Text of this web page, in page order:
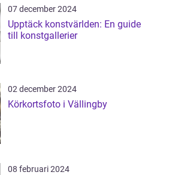
07 december 2024
Upptäck konstvärlden: En guide
till konstgallerier
02 december 2024
Körkortsfoto i Vällingby
08 februari 2024